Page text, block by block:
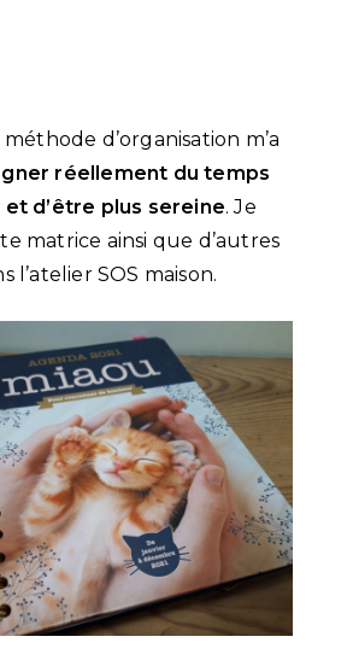
d’organisation m’a
réellement du temps
d’être plus sereine. Je
matrice ainsi que d’autres
l’atelier SOS maison.